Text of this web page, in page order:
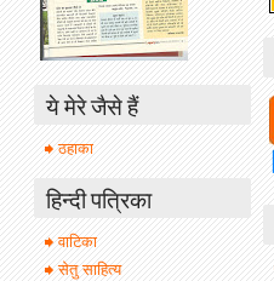
ये मेरे जैसे हैं
ठहाका
हिन्दी पत्रिका
वाटिका
सेतु साहित्य